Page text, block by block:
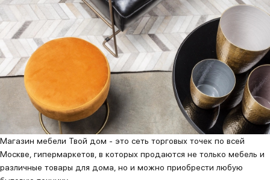
Магазин мебели Твой дом - это сеть торговых точек по всей
Москве, гипермаркетов, в которых продаются не только мебель и
различные товары для дома, но и можно приобрести любую